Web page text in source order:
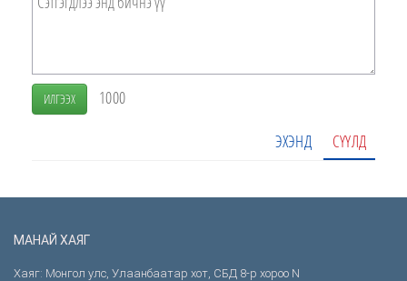
ИЛГЭЭХ 1000
ЭХЭНД СҮҮЛД
МАНАЙ ХАЯГ
Хаяг: Монгол улс, Улаанбаатар хот, СБД 8-р хороо N